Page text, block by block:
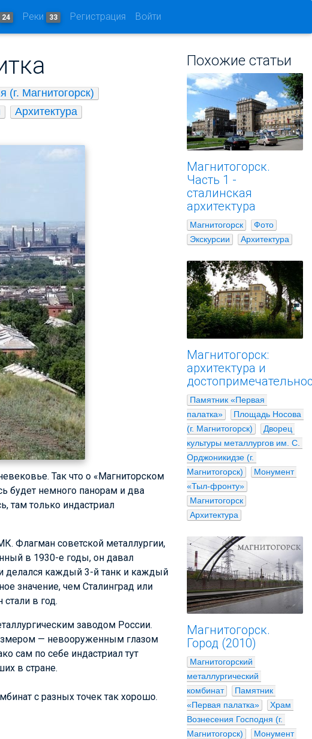
24 Реки 33 Регистрация Войти
(г. Магнитогорск)
Архитектура
Так что о «Магниторском
будет немного панорам и два
там только индастриал
Флагман советской металлургии,
в 1930-е годы, он давал
делался каждый 3-й танк и каждый
значение, чем Сталинград или
в год.
заводом России.
— невооруженным глазом
сам по себе индастриал тут
в стране.
с разных точек так хорошо.
Похожие статьи
Магнитогорск.
Часть 1 -
сталинская
архитектура
Магнитогорск
Фото
Экскурсии
Архитектура
Магнитогорск:
архитектура и
Памятник «Первая
палатка»
Площадь Носова
(г. Магнитогорск)
Дворец
культуры металлургов им. С.
Орджоникидзе (г.
Магнитогорск)
Монумент
«Тыл-фронту»
Магнитогорск
Архитектура
Магнитогорск.
Город (2010)
Магнитогорский
металлургический
комбинат
Памятник
«Первая палатка»
Храм
Вознесения Господня (г.
Магнитогорск)
Монумент